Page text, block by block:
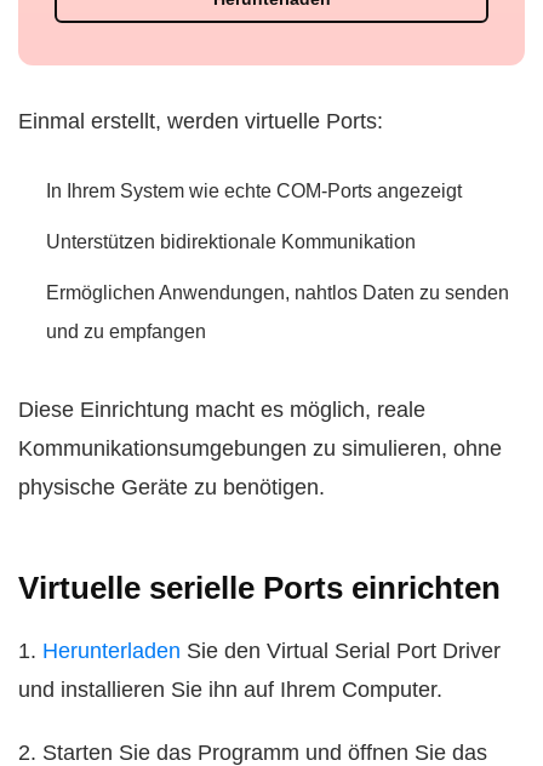
Einmal erstellt, werden virtuelle Ports:
In Ihrem System wie echte COM-Ports angezeigt
Unterstützen bidirektionale Kommunikation
Ermöglichen Anwendungen, nahtlos Daten zu senden
und zu empfangen
Diese Einrichtung macht es möglich, reale
Kommunikationsumgebungen zu simulieren, ohne
physische Geräte zu benötigen.
Virtuelle serielle Ports einrichten
1. Herunterladen Sie den Virtual Serial Port Driver
und installieren Sie ihn auf Ihrem Computer.
2. Starten Sie das Programm und öffnen Sie das